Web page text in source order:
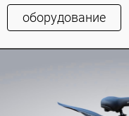
оборудование